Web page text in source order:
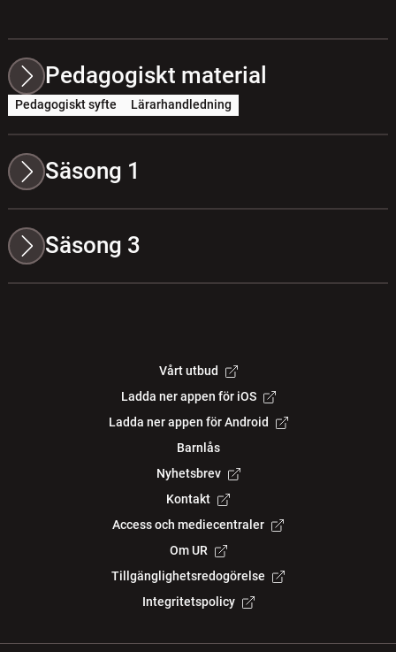
Pedagogiskt material
Pedagogiskt syfte Lärarhandledning
Säsong 1
Säsong 3
Vårt utbud
Ladda ner appen för iOS
Ladda ner appen för Android
Barnlås
Nyhetsbrev
Kontakt
Access och mediecentraler
Om UR
Tillgänglighetsredogörelse
Integritetspolicy